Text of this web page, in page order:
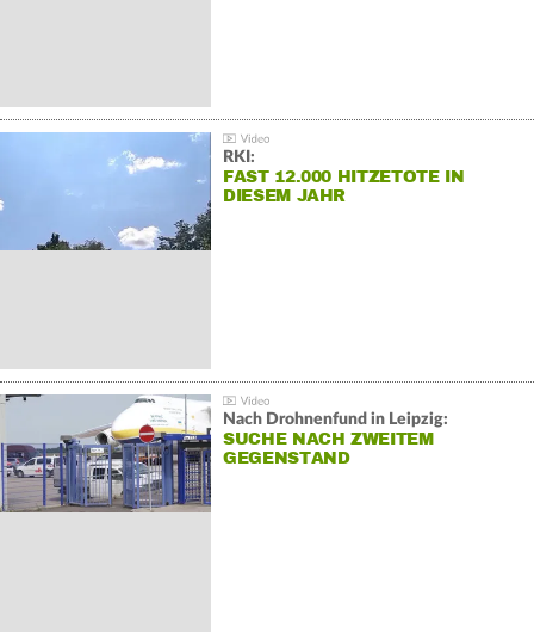
RKI:
FAST 12.000 HITZETOTE IN
DIESEM JAHR
Nach Drohnenfund in Leipzig:
SUCHE NACH ZWEITEM
GEGENSTAND